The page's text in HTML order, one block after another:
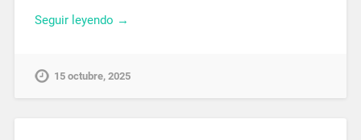
Seguir leyendo →
15 octubre, 2025